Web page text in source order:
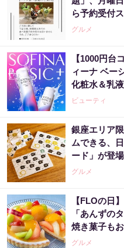
ら予約受付ス
グルメ
【1000円台
ィーナ ベー
化粧水＆乳
ビューティ
銀座エリア
ムできる、
ード」が登
グルメ
【FLOの日
「あんずの
焼き菓子もお
グルメ